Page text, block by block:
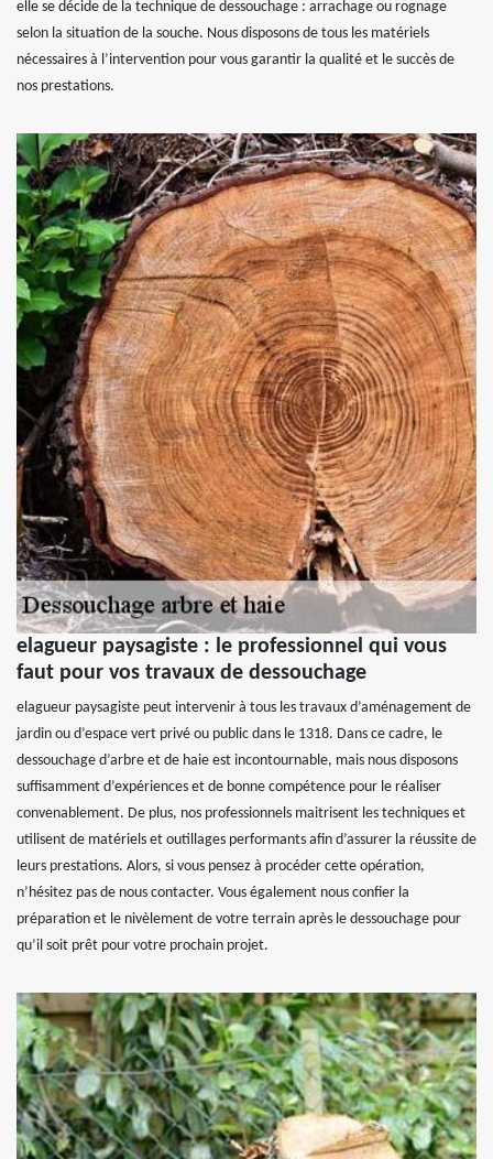
elle se décide de la technique de dessouchage : arrachage ou rognage
selon la situation de la souche. Nous disposons de tous les matériels
nécessaires à l’intervention pour vous garantir la qualité et le succès de
nos prestations.
elagueur paysagiste : le professionnel qui vous
faut pour vos travaux de dessouchage
elagueur paysagiste peut intervenir à tous les travaux d’aménagement de
jardin ou d’espace vert privé ou public dans le 1318. Dans ce cadre, le
dessouchage d’arbre et de haie est incontournable, mais nous disposons
suffisamment d’expériences et de bonne compétence pour le réaliser
convenablement. De plus, nos professionnels maitrisent les techniques et
utilisent de matériels et outillages performants afin d’assurer la réussite de
leurs prestations. Alors, si vous pensez à procéder cette opération,
n’hésitez pas de nous contacter. Vous également nous confier la
préparation et le nivèlement de votre terrain après le dessouchage pour
qu’il soit prêt pour votre prochain projet.